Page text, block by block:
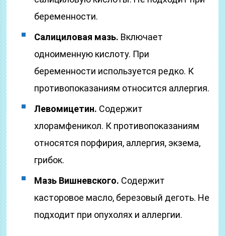
беременности.
Салициловая мазь. Включает
одноименную кислоту. При
беременности используется редко. К
противопоказаниям относится аллергия.
Левомицетин. Содержит
хлорамфеникол. К противопоказаниям
относятся порфирия, аллергия, экзема,
грибок.
Мазь Вишневского. Содержит
касторовое масло, березовый деготь. Не
подходит при опухолях и аллергии.